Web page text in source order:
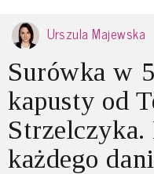
Urszula Majewska
Surówka w
kapusty od
Strzelczyka.
każdego